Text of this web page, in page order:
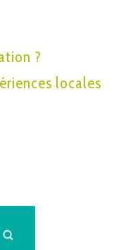
?
locales